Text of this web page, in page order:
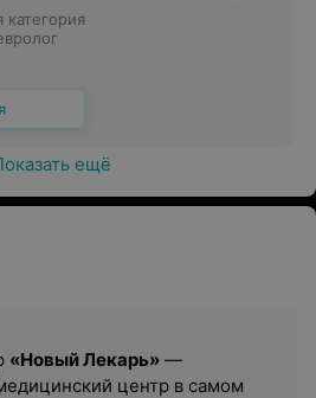
ещё
«Новый Лекарь» —
центр в самом